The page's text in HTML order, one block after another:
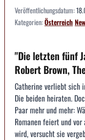
Veröffentlichungsdatum:
Kategorien:Österreich
"Die letzten fünf
Robert Brown,
Catherine verliebt sich
Die beiden heiraten.
Paar mehr und mehr:
Romanen feiert und
wird, versucht sie